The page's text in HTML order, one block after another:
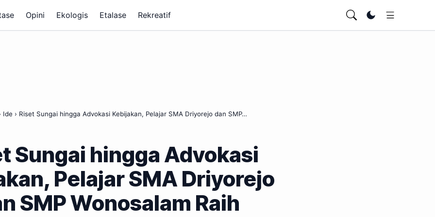
Opini Ekologis Etalase Rekreatif Ubah tema
Ide › Riset Sungai hingga Advokasi Kebijakan, Pelajar SMA Driyorejo dan SMP…
Sungai hingga Advokasi
Pelajar SMA Driyorejo
SMP Wonosalam Raih